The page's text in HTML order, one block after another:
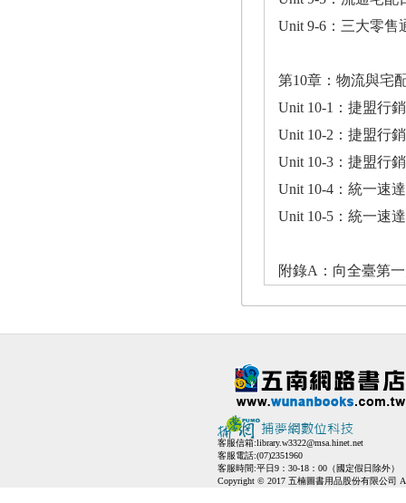
Unit 9-6：三大零售
第10章：物流與宅
Unit 10-1：捷盟行
Unit 10-2：捷盟行
Unit 10-3：捷盟行
Unit 10-4：統一速
Unit 10-5：統一速
附錄A：向全臺第
客服信箱:library.w3322@msa.hinet.net
客服電話:(07)2351960
客服時間:平日9：30-18：00（國定假日除外）
Copyright © 2017 五楠圖書用品股份有限公司